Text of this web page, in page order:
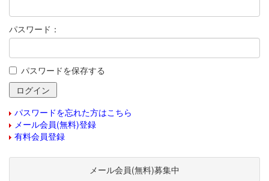
パスワード：
パスワードを保存する
パスワードを忘れた方はこちら
メール会員(無料)登録
有料会員登録
メール会員(無料)募集中